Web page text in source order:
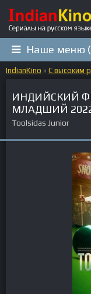
Наше меню
IndianKino » С высоким
ИНДИЙСКИЙ
МЛАДШИЙ
Toolsidas Junior